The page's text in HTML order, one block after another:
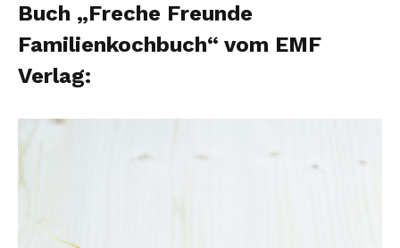
Buch „Freche Freunde
Familienkochbuch“ vom EMF
Verlag: